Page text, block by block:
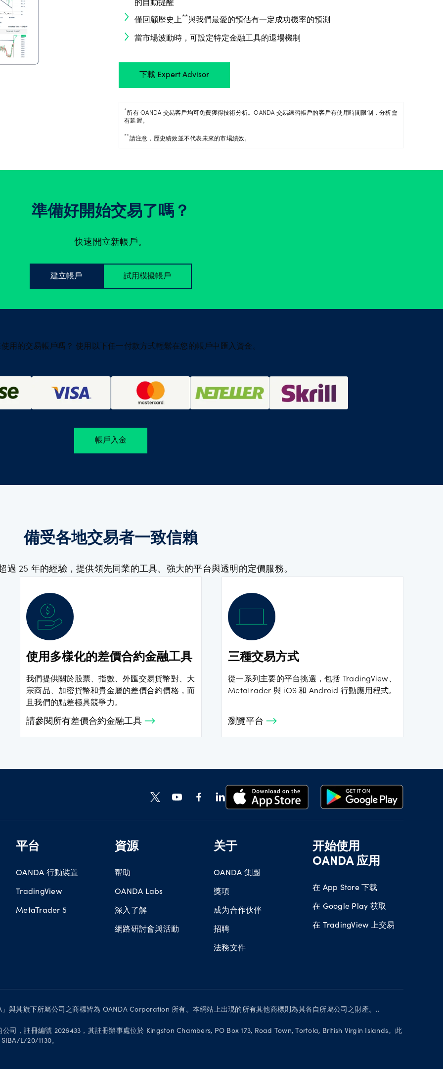
的自動提醒
僅回顧歷史上**與我們最愛的預估有一定成功機率的預測
當市場波動時，可設定特定金融工具的退場機制
下載 Expert Advisor
* 所有 OANDA 交易客戶均可免費獲得技術分析。OANDA 交易練習帳戶的客戶有使用時間限制，分析會
有延遲。
** 請注意，歷史績效並不代表未來的市場績效。
準備好開始交易了嗎？
快速開立新帳戶。
建立帳戶 試用模擬帳戶
用的交易帳戶嗎？ 使用以下任一付款方式輕鬆在您的帳戶中匯入資金。
帳戶入金
備受各地交易者一致信賴
過 25 年的經驗，提供領先同業的工具、強大的平台與透明的定價服務。
使用多樣化的差價合約金融工具
我們提供關於股票、指數、外匯交易貨幣對、大
宗商品、加密貨幣和貴金屬的差價合約價格，而
且我們的點差極具競爭力。
請參閱所有差價合約金融工具
三種交易方式
從一系列主要的平台挑選，包括 TradingView、
MetaTrader 與 iOS 和 Android 行動應用程式。
瀏覽平台
平台
OANDA 行動裝置
TradingView
MetaTrader 5
資源
帮助
OANDA Labs
深入了解
網路研討會與活動
关于
OANDA 集團
獎項
成为合作伙伴
招聘
法務文件
开始使用
OANDA 应用
在 App Store 下载
在 Google Play 获取
在 TradingView 上交易
與其旗下所屬公司之商標皆為 OANDA Corporation 所有。本網站上出現的所有其他商標則為其各自所屬公司之財產。..
司，註冊編號 2026433，其註冊辦事處位於 Kingston Chambers, PO Box 173, Road Town, Tortola, British Virgin Islands。此
L/20/1130。